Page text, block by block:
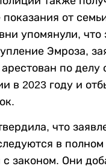
от
упомянули, что
Эмроза,
по делу
в 2023 году и
что
в полном
с законом. Они